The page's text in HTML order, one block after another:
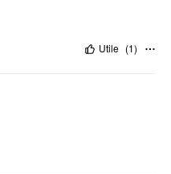
Utile (1)